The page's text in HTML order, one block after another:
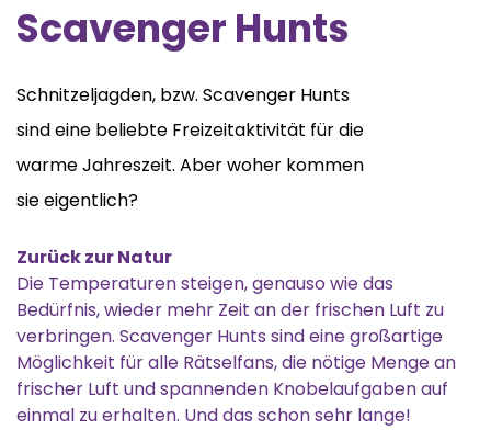
Scavenger Hunts
Schnitzeljagden, bzw. Scavenger Hunts
sind eine beliebte Freizeitaktivität für die
warme Jahreszeit. Aber woher kommen
sie eigentlich?
Zurück zur Natur
Die Temperaturen steigen, genauso wie das
Bedürfnis, wieder mehr Zeit an der frischen Luft zu
verbringen. Scavenger Hunts sind eine großartige
Möglichkeit für alle Rätselfans, die nötige Menge an
frischer Luft und spannenden Knobelaufgaben auf
einmal zu erhalten. Und das schon sehr lange!